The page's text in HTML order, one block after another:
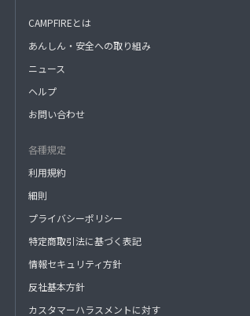
CAMPFIREとは
あんしん・安全への取り組み
ニュース
ヘルプ
お問い合わせ
各種規定
利用規約
細則
プライバシーポリシー
特定商取引法に基づく表記
情報セキュリティ方針
反社基本方針
カスタマーハラスメントに対す